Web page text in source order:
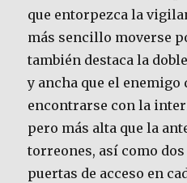
que entorpezca la
más sencillo moverse
también destaca la
y ancha que el enemigo
encontrarse con la
pero más alta que la
torreones, así como
puertas de acceso en